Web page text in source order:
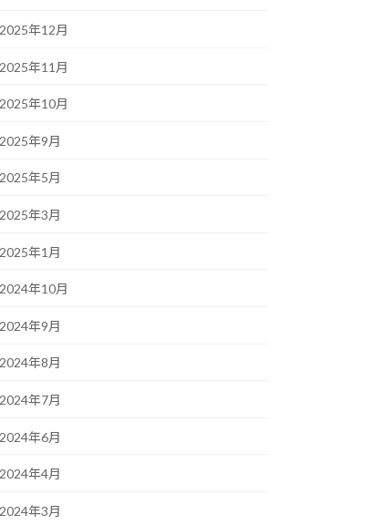
2025年12月
2025年11月
2025年10月
2025年9月
2025年5月
2025年3月
2025年1月
2024年10月
2024年9月
2024年8月
2024年7月
2024年6月
2024年4月
2024年3月